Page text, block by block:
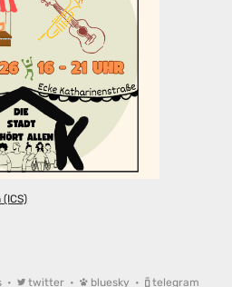
• twitter • bluesky • telegram